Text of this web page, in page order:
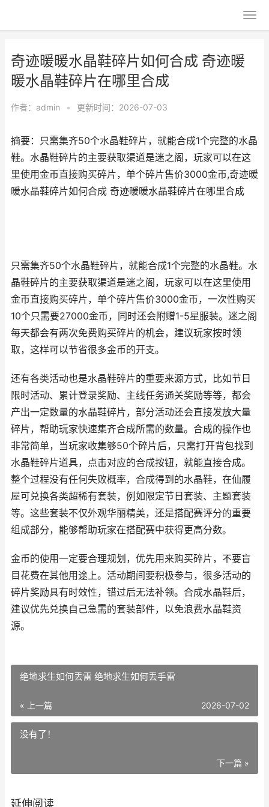
奇迹暖暖水晶鞋碎片如何合成 奇迹暖
暖水晶鞋碎片在哪里合成
作者： admin • 更新时间：2026-07-03
摘要：​只需集齐50个水晶鞋碎片，就能合成1个完整的水晶
鞋。水晶鞋碎片的主要获取渠道是迷之阁，玩家可以在这
里使用金币直接购买碎片，单个碎片售价3000金币,奇迹暖
暖水晶鞋碎片如何合成 奇迹暖暖水晶鞋碎片在哪里合成
只需集齐50个水晶鞋碎片，就能合成1个完整的水晶鞋。水
晶鞋碎片的主要获取渠道是迷之阁，玩家可以在这里使用
金币直接购买碎片，单个碎片售价3000金币，一次性购买
10个只需要27000金币，同时还会附赠1-5星服装。迷之阁
每天都会有两次免费购买碎片的机会，建议玩家按时领
取，这样可以节省很多金币的开支。
还有各类活动也是水晶鞋碎片的重要来源方式，比如节日
限时活动、累计登录奖励、主线任务通关奖励等等，都会
产出一定数量的水晶鞋碎片，部分活动还会直接发放大量
碎片，帮助玩家快速集齐合成所需的数量。合成的操作也
非常简单，当玩家收集够50个碎片后，只需打开背包找到
水晶鞋碎片道具，点击对应的合成按钮，就能直接合成。
整个过程没有任何失败概率，合成得到的水晶鞋，在仙履
屋可兑换各类超稀有套装，例如限定节日套装、主题套装
等。这些套装不仅外观华丽精美，还是搭配赛评分的重要
组成部分，能够帮助玩家在搭配赛中获得更高分数。
金币的使用一定要合理规划，优先用来购买碎片，不要盲
目花费在其他用途上。活动期间要积极参与，很多活动的
碎片奖励具有时效性，错过后无法补领。合成水晶鞋后，
建议优先兑换自己急需的套装部件，以免浪费水晶鞋资
源。
绝地求生如何丢雷 绝地求生如何丢手雷
« 上一篇 2026-07-02
没有了！
下一篇 »
延伸阅读